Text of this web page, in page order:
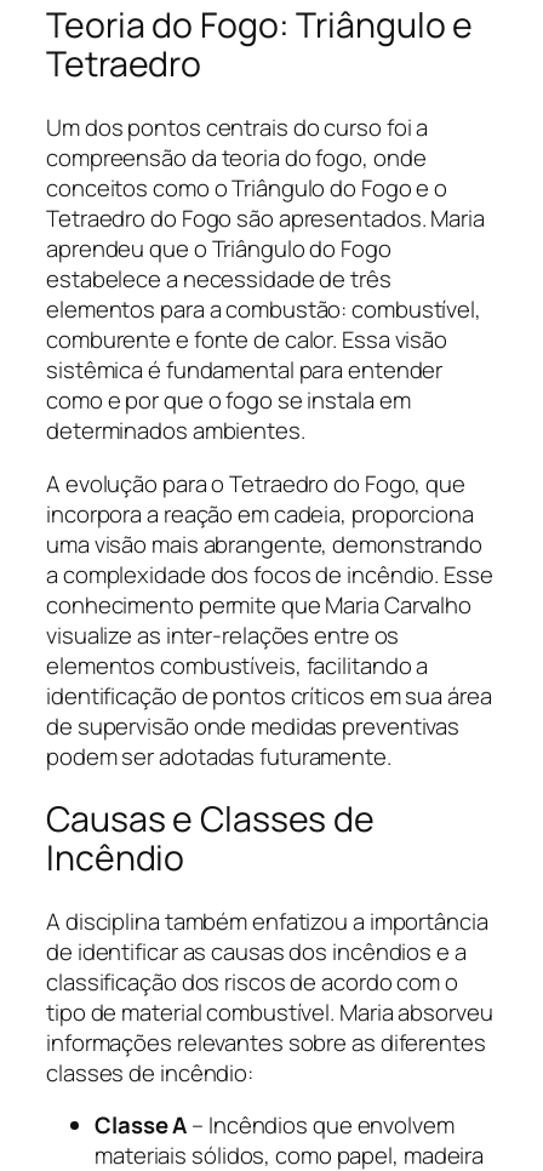
Teoria do Fogo: Triângulo e
Tetraedro
Um dos pontos centrais do curso foi a
compreensão da teoria do fogo, onde
conceitos como o Triângulo do Fogo e o
Tetraedro do Fogo são apresentados. Maria
aprendeu que o Triângulo do Fogo
estabelece a necessidade de três
elementos para a combustão: combustível,
comburente e fonte de calor. Essa visão
sistêmica é fundamental para entender
como e por que o fogo se instala em
determinados ambientes.
A evolução para o Tetraedro do Fogo, que
incorpora a reação em cadeia, proporciona
uma visão mais abrangente, demonstrando
a complexidade dos focos de incêndio. Esse
conhecimento permite que Maria Carvalho
visualize as inter-relações entre os
elementos combustíveis, facilitando a
identificação de pontos críticos em sua área
de supervisão onde medidas preventivas
podem ser adotadas futuramente.
Causas e Classes de
Incêndio
A disciplina também enfatizou a importância
de identificar as causas dos incêndios e a
classificação dos riscos de acordo com o
tipo de material combustível. Maria absorveu
informações relevantes sobre as diferentes
classes de incêndio:
Classe A– Incêndios que envolvem
materiais sólidos, como papel, madeira